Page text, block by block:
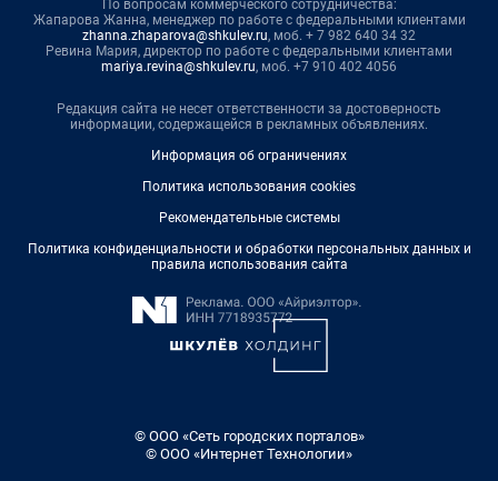
По вопросам коммерческого сотрудничества:
Жапарова Жанна, менеджер по работе с федеральными клиентами
zhanna.zhaparova@shkulev.ru, моб. + 7 982 640 34 32
Ревина Мария, директор по работе с федеральными клиентами
mariya.revina@shkulev.ru, моб. +7 910 402 4056
Редакция сайта не несет ответственности за достоверность
информации, содержащейся в рекламных объявлениях.
Информация об ограничениях
Политика использования cookies
Рекомендательные системы
Политика конфиденциальности и обработки персональных данных и
правила использования сайта
© ООО «Сеть городских порталов»
© ООО «Интернет Технологии»